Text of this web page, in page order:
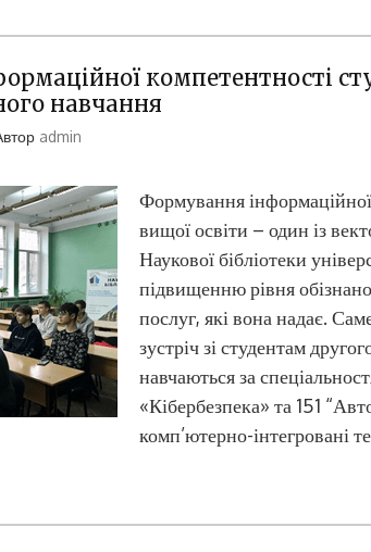
компетентності
навчання
admin
Формування інформаційної
вищої освіти – один із
Наукової бібліотеки
підвищенню рівня
послуг, які вона надає.
зустріч зі студентам
навчаються за
«Кібербезпека» та 151
комп’ютерно-інтегровані